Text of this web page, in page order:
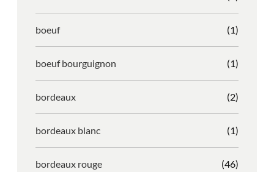
boeuf (1)
boeuf bourguignon (1)
bordeaux (2)
bordeaux blanc (1)
bordeaux rouge (46)